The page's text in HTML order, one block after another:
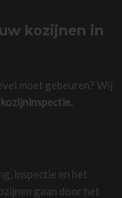
kozijnen in
moet gebeuren? Wij
inspectie en het
gaan door het